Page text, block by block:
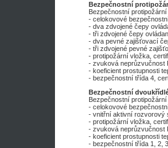
Bezpečnostní
Bezpečnostní
- celokovové
- dva zdvojené čepy
- tři zdvojené čepy
- dva pevné zajišťovací
- tři zdvojené pevné
- protipožární vložka,
- zvuková neprůzvučnost
- koeficient prostupnosti
- bezpečnostní třída 4,
Bezpečnostní
Bezpečnostní
- celokovové
- vnitřní aktivní rozvorový
- protipožární vložka,
- zvuková neprůzvučnost
- koeficient prostupnosti
- bezpečnostní třída 1, 2,